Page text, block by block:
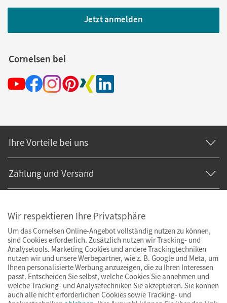
Jetzt anmelden
Cornelsen bei
Ihre Vorteile bei uns
Zahlung und Versand
Wir respektieren Ihre Privatsphäre
Um das Cornelsen Online-Angebot vollständig nutzen zu können,
sind Cookies erforderlich. Zusätzlich nutzen wir Tracking- und
Analysetools. Marketing Cookies und andere Trackingtechniken
nutzen wir und unsere Werbepartner, wie z. B. Google und Meta, um
Ihnen personalisierte Werbung anzuzeigen, die zu Ihren Interessen
passt. Entscheiden Sie selbst, welche Cookies Sie annehmen und
welche Tracking- und Analysetechniken Sie akzeptieren. Sie können
auch alle nicht erforderlichen Cookies sowie Tracking- und